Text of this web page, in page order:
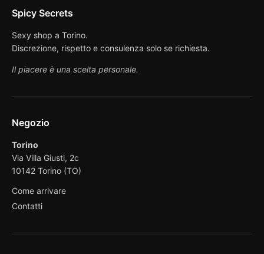
Spicy Secrets
Sexy shop a Torino.
Discrezione, rispetto e consulenza solo se richiesta.
Il piacere è una scelta personale.
Negozio
Torino
Via Villa Giusti, 2c
10142 Torino (TO)
Come arrivare
Contatti